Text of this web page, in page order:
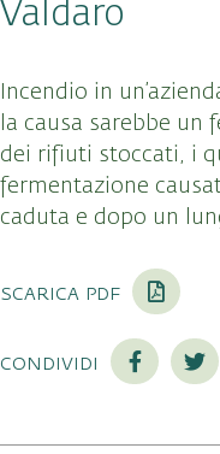
Valdaro
Incendio in
la causa sarebbe
dei rifiuti stoccati, i
fermentazione
caduta e dopo un
scarica pdf
condividi